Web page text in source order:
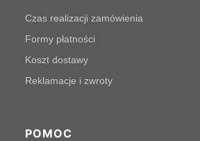
Czas realizacji zamówienia
Formy płatności
Koszt dostawy
Reklamacje i zwroty
POMOC